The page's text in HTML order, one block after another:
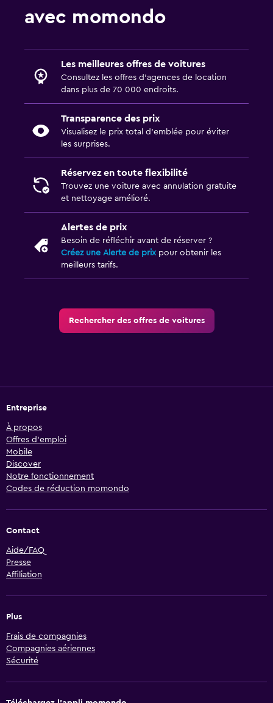
avec momondo
Les meilleures offres de voitures
Consultez les offres d’agences de location
dans plus de 70 000 endroits.
Transparence des prix
Visualisez le prix total d’emblée pour éviter
les surprises.
Réservez en toute flexibilité
Trouvez une voiture avec annulation gratuite
et nettoyage amélioré.
Alertes de prix
Besoin de réfléchir avant de réserver ?
Créez une Alerte de prixpour obtenir les
meilleurs tarifs.
Rechercher des offres de voitures
Entreprise
À propos
Offres d’emploi
Mobile
Discover
Notre fonctionnement
Codes de réduction momondo
Contact
Aide/FAQ
Presse
Affiliation
Plus
Frais de compagnies
Compagnies aériennes
Sécurité